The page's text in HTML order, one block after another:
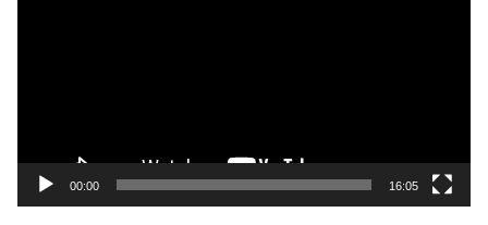
ดี
00:00 16:05